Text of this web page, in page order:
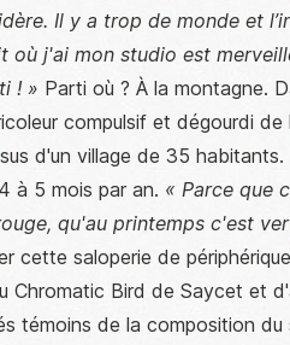
Il y a trop de monde et
où j'ai mon studio est
! » Parti où ? À la montagne.
compulsif et dégourdi
d'un village de 35
à 5 mois par an. « Parce que
qu'au printemps c'est
cette saloperie de
Chromatic Bird de Saycet et
témoins de la composition